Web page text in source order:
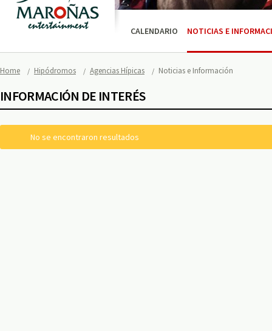
CALENDARIO NOTICIAS E
Home Hipódromos Agencias Hípicas Noticias e Información
INFORMACIÓN DE INTERÉS
No se encontraron resultados